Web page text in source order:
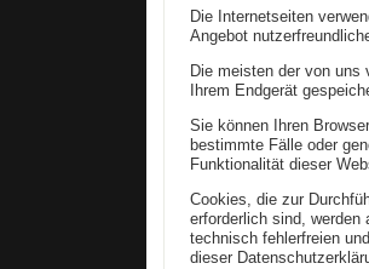
Die Internetseiten
Angebot
Die meisten der von uns
Ihrem Endgerät
Sie können Ihren
bestimmte Fälle oder
Funktionalität dieser
Cookies, die zur
erforderlich sind,
technisch fehlerfreien
dieser